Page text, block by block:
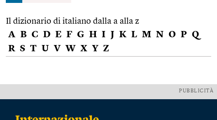
Il dizionario di italiano dalla a alla z
A B C D E F G H I J K L M N O P Q
R S T U V W X Y Z
PUBBLICITÀ